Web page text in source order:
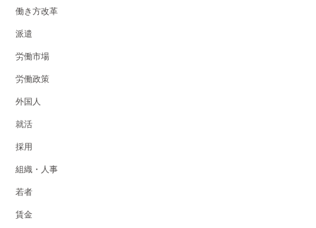
働き方改革
派遣
労働市場
労働政策
外国人
就活
採用
組織・人事
若者
賃金